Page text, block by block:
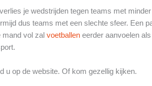
je wedstrijden tegen teams met
dus teams met een slechte sfeer. Een
mand vol zalvoetballen eerder aanvoelen
u op de website. Of kom gezellig kijken.